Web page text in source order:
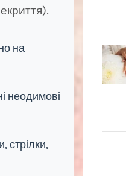
на
неодимові
стрілки,